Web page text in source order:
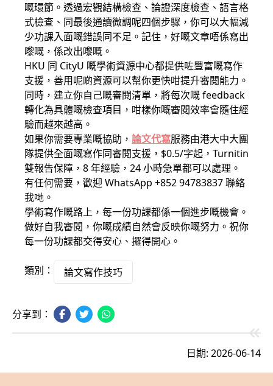
嘅環節。透過宏觀結構檢查、論證深度檢查、語言格
式檢查、同最後通讀微調呢四個步驟，你可以大幅減
少功課入面嘅錯誤同不足。記住，好嘅文章唔係寫出
嚟嘅，係改出嚟嘅。
HKU 同 CityU 嘅學術資源中心都提供咗豐富嘅寫作
支援，善用呢啲資源可以幫你更快咁提升審閱能力。
同時，建立你自己嘅審閱清單，將每次嘅 feedback
轉化為具體嘅檢查項目，咁樣你嘅審閱效率會隨住經
驗而越來越高。
如果你需要專業嘅協助， 論文代寫服務由港大中大團
隊提供全面嘅寫作同審閱支援，$0.5/字起，Turnitin
雙報告保障，8 年經驗，24 小時急單都可以處理。
有任何需要，歡迎 WhatsApp +852 94783837 聯絡
我哋。
學術寫作嘅路上，每一份功課都係一個進步嘅機會。
做好自我審閱，你嘅成績自然會反映你嘅努力。祝你
每一份功課都交得安心、攞得開心。
類別： 論文寫作技巧
分享到：
日期: 2026-06-14